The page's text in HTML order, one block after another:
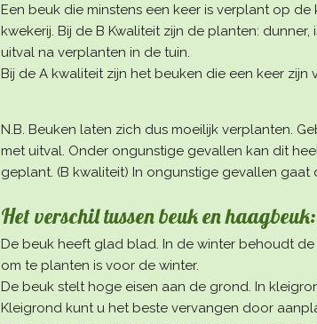
Een beuk die minstens een keer is verplant op
kwekerij. Bij de B Kwaliteit zijn de planten:
uitval na verplanten in de tuin.
Bij de A kwaliteit zijn het beuken die een keer
N.B. Beuken laten zich dus moeilijk verplanten.
met uitval. Onder ongunstige gevallen kan dit
geplant. (B kwaliteit) In ongunstige gevallen gaat
Het verschil tussen beuk en haagbeuk:
De beuk heeft glad blad. In de winter behoudt
om te planten is voor de winter.
De beuk stelt hoge eisen aan de grond. In
Kleigrond kunt u het beste vervangen door